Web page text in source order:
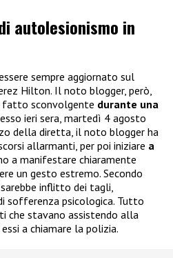
autolesionismo in
sempre aggiornato sul
Hilton. Il noto blogger, però,
fatto sconvolgente durante una
ieri sera, martedì 4 agosto
della diretta, il noto blogger ha
allarmanti, per poi iniziare a
a manifestare chiaramente
un gesto estremo. Secondo
inflitto dei tagli,
sofferenza psicologica. Tutto
che stavano assistendo alla
a chiamare la polizia.